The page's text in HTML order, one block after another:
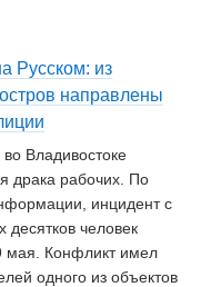
Русском: из
направлены
Владивостоке
драка рабочих. По
инцидент с
десятков человек
мая. Конфликт имел
одного из объектов